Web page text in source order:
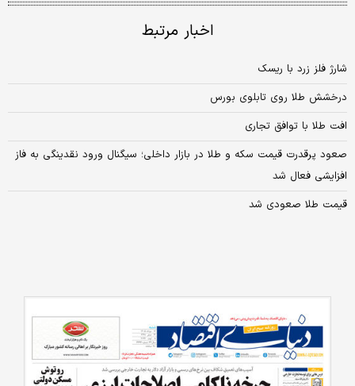
اخبار مرتبط
شارژ فلز زرد با ریسک
درخشش طلا روی تابلوی بورس
افت طلا با توافق تجاری
صعود پرقدرت قیمت سکه و طلا در بازار داخلی؛ سیگنال ورود نقدینگی به فاز
افزایشی فعال شد
قیمت طلا صعودی شد